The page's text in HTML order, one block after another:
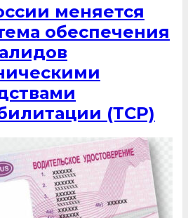
меняется
обеспечения
(ТСР)